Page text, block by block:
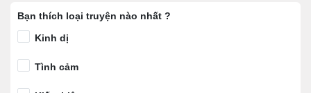
Bạn thích loại truyện nào nhất ?
Kinh dị
Tình cảm